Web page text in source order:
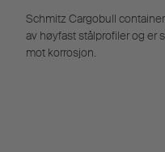
Schmitz Cargobull
av høyfast stålprofiler og er
mot korrosjon.